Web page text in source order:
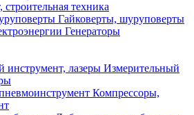
техника
Гайковерты, шуруповерты
Генераторы
Измерительный
Компрессоры,